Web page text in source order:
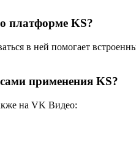
платформе KS?
в ней помогает
применения KS?
на VK Видео: